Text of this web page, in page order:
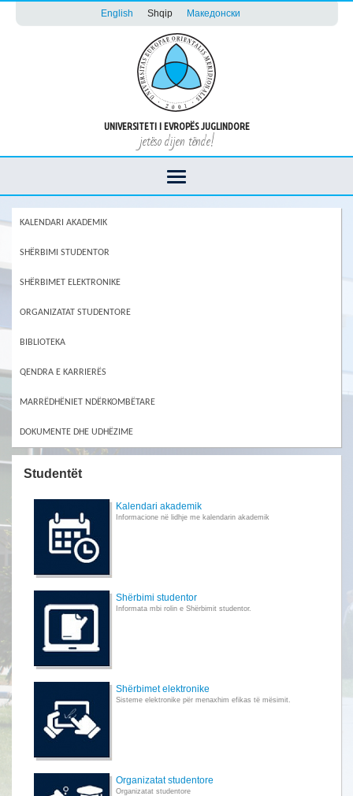
English Shqip Македонски
UNIVERSITETI I EVROPËS JUGLINDORE
jetëso dijen tënde!
KALENDARI AKADEMIK
SHËRBIMI STUDENTOR
SHËRBIMET ELEKTRONIKE
ORGANIZATAT STUDENTORE
BIBLIOTEKA
QENDRA E KARRIERËS
MARRËDHËNIET NDËRKOMBËTARE
DOKUMENTE DHE UDHËZIME
Studentët
Kalendari akademik
Informacione në lidhje me kalendarin akademik
Shërbimi studentor
Informata mbi rolin e Shërbimit studentor.
Shërbimet elektronike
Sisteme elektronike për menaxhim efikas të mësimit.
Organizatat studentore
Organizatat studentore